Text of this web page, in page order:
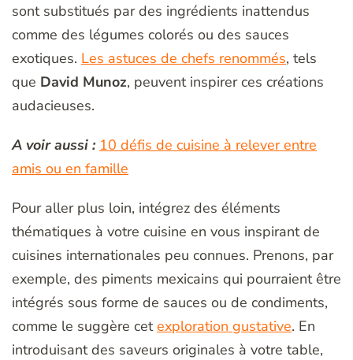
sont substitués par des ingrédients inattendus
comme des légumes colorés ou des sauces
exotiques. Les astuces de chefs renommés, tels
que David Munoz, peuvent inspirer ces créations
audacieuses.
A voir aussi : 10 défis de cuisine à relever entre
amis ou en famille
Pour aller plus loin, intégrez des éléments
thématiques à votre cuisine en vous inspirant de
cuisines internationales peu connues. Prenons, par
exemple, des piments mexicains qui pourraient être
intégrés sous forme de sauces ou de condiments,
comme le suggère cetexploration gustative. En
introduisant des saveurs originales à votre table,